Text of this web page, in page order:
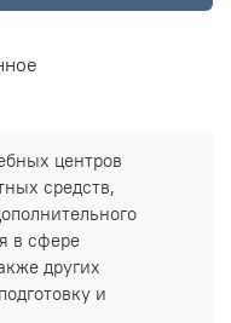
центров
средств,
в сфере
других
и